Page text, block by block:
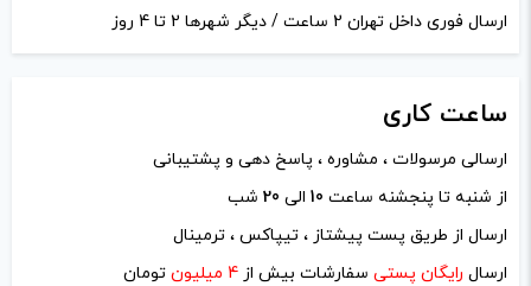
نام*
ارسال فوری داخل تهران 2 ساعت / دیگر شهرها 2 تا 4 روز
ساعت کاری
ارسالی مرسولات ، مشاوره ، پاسخ دهی و پشتیبانی
از شنبه تا پنجشنه ساعت 10 الی 20 شب
ارسال از طریق پست پیشتاز ، تیپاکس ، ترمینال
ارسال رایگان پستی سفارشات بیش از 4 میلیون تومان